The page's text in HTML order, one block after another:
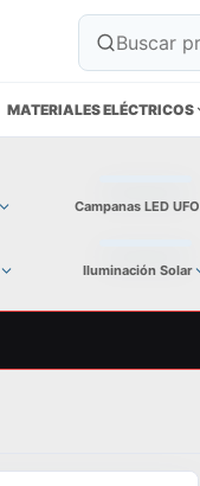
MATERIALES ELÉCTRICOS
Campanas LED UFO
Iluminación Solar